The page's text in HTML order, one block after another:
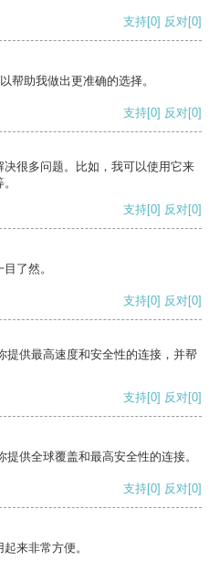
支持[0] 反对[0]
帮助我做出更准确的选择。
支持[0] 反对[0]
很多问题。比如，我可以使用它来
支持[0] 反对[0]
了然。
支持[0] 反对[0]
提供最高速度和安全性的连接，并帮
支持[0] 反对[0]
供全球覆盖和最高安全性的连接。
支持[0] 反对[0]
来非常方便。